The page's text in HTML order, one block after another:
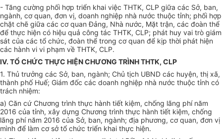
- Tăng cường phối hợp triển khai việc THTK, CLP giữa các Sở, ban,
ngành, cơ quan, đơn vị, doanh nghiệp nhà nước thuộc tỉnh; phối hợp
chặt chẽ giữa các cơ quan Đảng, Nhà nước, Mặt trận, các đoàn thể
để thực hiện có hiệu quả công tác THTK, CLP; phát huy vai trò giám
sát của các tổ chức, đoàn thể trong cơ quan để kịp thời phát hiện
các hành vi vi phạm về THTK, CLP.
IV. TỔ CHỨC THỰC HIỆN CHƯƠNG TRÌNH THTK, CLP
1. Thủ trưởng các Sở, ban, ngành; Chủ tịch UBND các huyện, thị xã,
thành phố Huế; Giám đốc các doanh nghiệp nhà nước thuộc tỉnh có
trách nhiệm:
a) Căn cứ Chương trình thực hành tiết kiệm, chống lãng phí năm
2016 của tỉnh, xây dựng Chương trình thực hành tiết kiệm, chống
lãng phí năm 2016 của Sở, ban, ngành; địa phương, cơ quan, đơn vị
mình để làm cơ sở tổ chức triển khai thực hiện.